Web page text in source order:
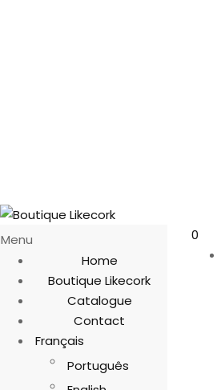
Menu
Home
Boutique Likecork
Catalogue
Contact
Français
Português
0